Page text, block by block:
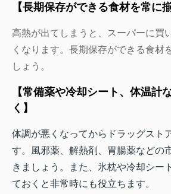
【長期保存ができる食材を常に
高熱が出てしまうと、スーパーに買
くなります。長期保存ができる食材
しょう。
【常備薬や冷却シート、体温計
く】
体調が悪くなってからドラッグスト
す。風邪薬、解熱剤、胃腸薬などの
きましょう。また、氷枕や冷却シー
ておくと非常時にも役立ちます。